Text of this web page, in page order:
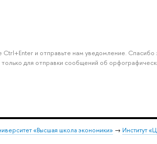
и отправьте нам уведомление. Спасибо
для отправки сообщений об
«Высшая школа экономики» → Институт